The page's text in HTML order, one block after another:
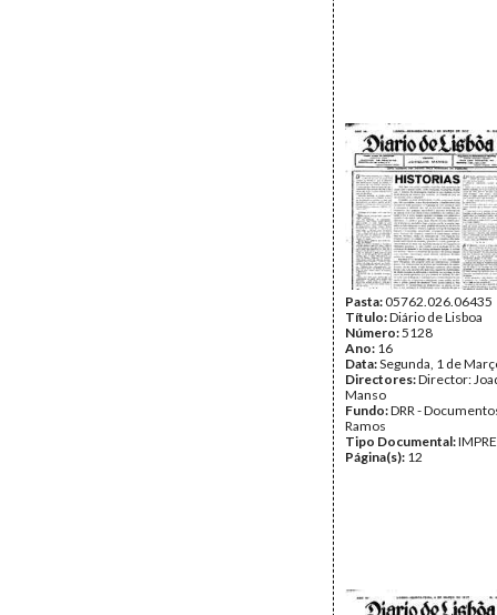
Pasta:05762.026.06435
Título:Diário de Lisboa
Número:5128
Ano: 16
Data:Segunda, 1 de
Directores:Director:
Manso
Fundo:DRR -
Ramos
Tipo Documental:
Página(s): 12